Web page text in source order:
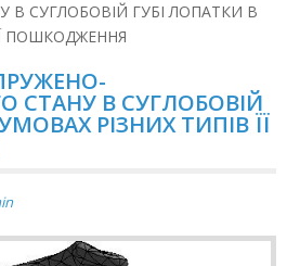
СУГЛОБОВІЙ ГУБІ ЛОПАТКИ В
ПОШКОДЖЕННЯ
СТАНУ В СУГЛОБОВІЙ
РІЗНИХ ТИПІВ ЇЇ